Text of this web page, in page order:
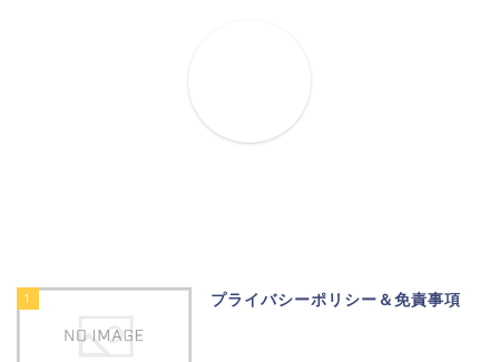
1 プライバシーポリシー＆免責事項